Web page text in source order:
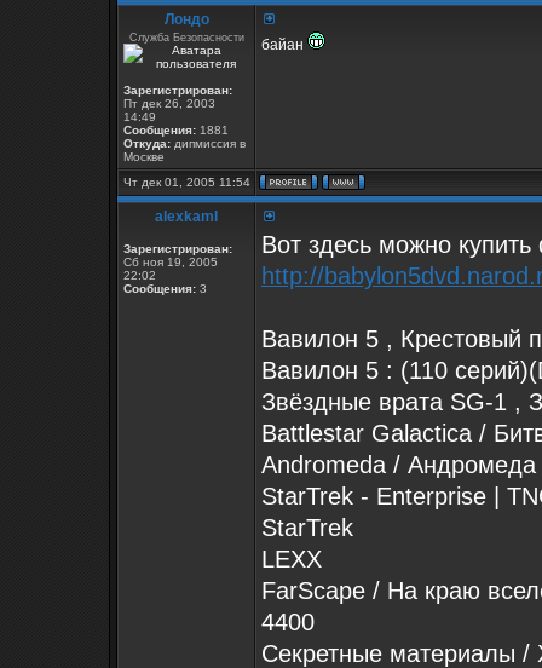
Лондо
Служба Безопасности
Зарегистрирован:
Пт дек 26, 2003
14:49
Сообщения: 1881
Откуда: дипмиссия в
Москве
байан
Чт дек 01, 2005 11:54
alexkaml
Зарегистрирован:
Сб ноя 19, 2005
22:02
Сообщения: 3
Вот здесь можно
http://
Вавилон 5 , Крестовый
Вавилон 5 : (110
Звёздные врата SG-1 ,
Battlestar Galactica /
Andromeda / Андромеда
StarTrek - Enterprise |
StarTrek
LEXX
FarScape / На краю
4400
Секретные материалы /